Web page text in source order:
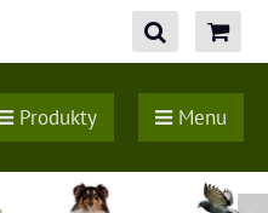
Produkty Menu